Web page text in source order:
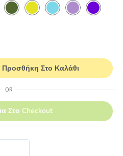
Προσθήκη Στο Καλάθι
OR
Στο Checkout